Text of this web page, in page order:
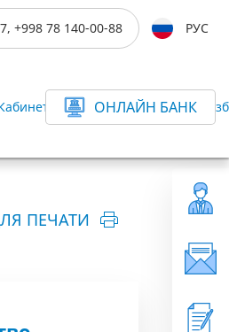
+998 78 140-00-88 РУС
Министров Республики
ОНЛАЙН БАНК
ПЕЧАТИ